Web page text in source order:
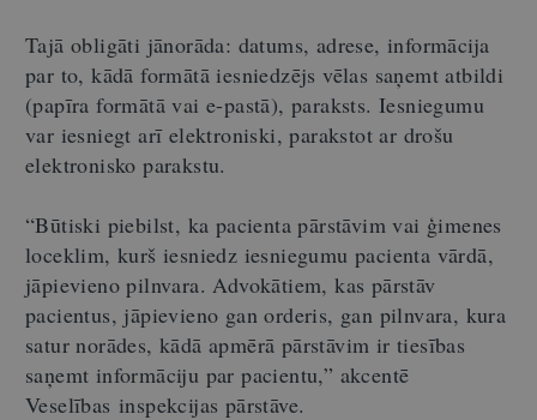
Tajā obligāti jānorāda: datums, adrese, informācija
par to, kādā formātā iesniedzējs vēlas saņemt atbildi
(papīra formātā vai e-pastā), paraksts. Iesniegumu
var iesniegt arī elektroniski, parakstot ar drošu
elektronisko parakstu.
“Būtiski piebilst, ka pacienta pārstāvim vai ģimenes
loceklim, kurš iesniedz iesniegumu pacienta vārdā,
jāpievieno pilnvara. Advokātiem, kas pārstāv
pacientus, jāpievieno gan orderis, gan pilnvara, kura
satur norādes, kādā apmērā pārstāvim ir tiesības
saņemt informāciju par pacientu,” akcentē
Veselības inspekcijas pārstāve.